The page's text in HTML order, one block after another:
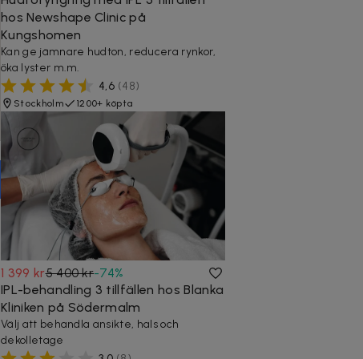
hos Newshape Clinic på
Kungshomen
Kan ge jämnare hudton, reducera rynkor,
öka lyster m.m.
4,6 (48)
Stockholm 1200+ köpta
1 399 kr5 400 kr-74%
IPL-behandling 3 tillfällen hos Blanka
Kliniken på Södermalm
Välj att behandla ansikte, hals och
dekolletage